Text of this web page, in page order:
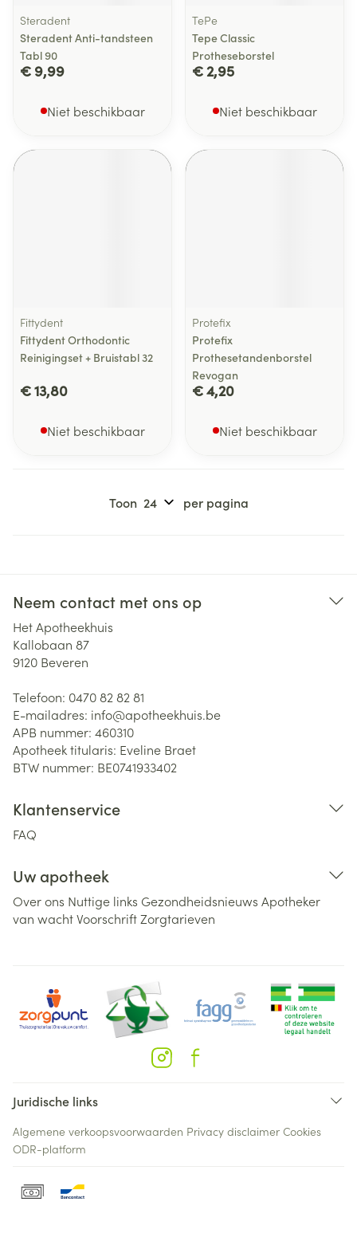
Steradent
Steradent Anti-tandsteen
Tabl 90
€ 9,99
Niet beschikbaar
TePe
Tepe Classic
Protheseborstel
€ 2,95
Niet beschikbaar
Fittydent
Fittydent Orthodontic
Reinigingset + Bruistabl 32
€ 13,80
Niet beschikbaar
Protefix
Protefix
Prothesetandenborstel
Revogan
€ 4,20
Niet beschikbaar
Toon per pagina
Neem contact met ons op
Het Apotheekhuis
Kallobaan 87
9120 Beveren
Telefoon: 0470 82 82 81
E-mailadres: info@apotheekhuis.be
APB nummer: 460310
Apotheek titularis: Eveline Braet
BTW nummer: BE0741933402
Klantenservice
FAQ
Uw apotheek
Over ons Nuttige links Gezondheidsnieuws Apotheker
van wachtVoorschriftZorgtarieven
Juridische links
Algemene verkoopsvoorwaarden Privacy disclaimer Cookies
ODR-platform